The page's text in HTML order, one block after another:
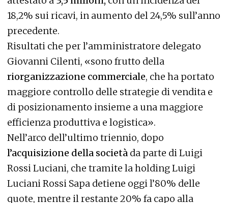
18,2% sui ricavi, in aumento del 24,5% sull’anno
precedente.
Risultati che per l’amministratore delegato
Giovanni Cilenti, «sono frutto della
riorganizzazione commerciale, che ha portato
maggiore controllo delle strategie di vendita e
di posizionamento insieme a una maggiore
efficienza produttiva e logistica».
Nell’arco dell’ultimo triennio, dopo
l’acquisizione della società da parte di Luigi
Rossi Luciani, che tramite la holding Luigi
Luciani Rossi Sapa detiene oggi l’80% delle
quote, mentre il restante 20% fa capo alla